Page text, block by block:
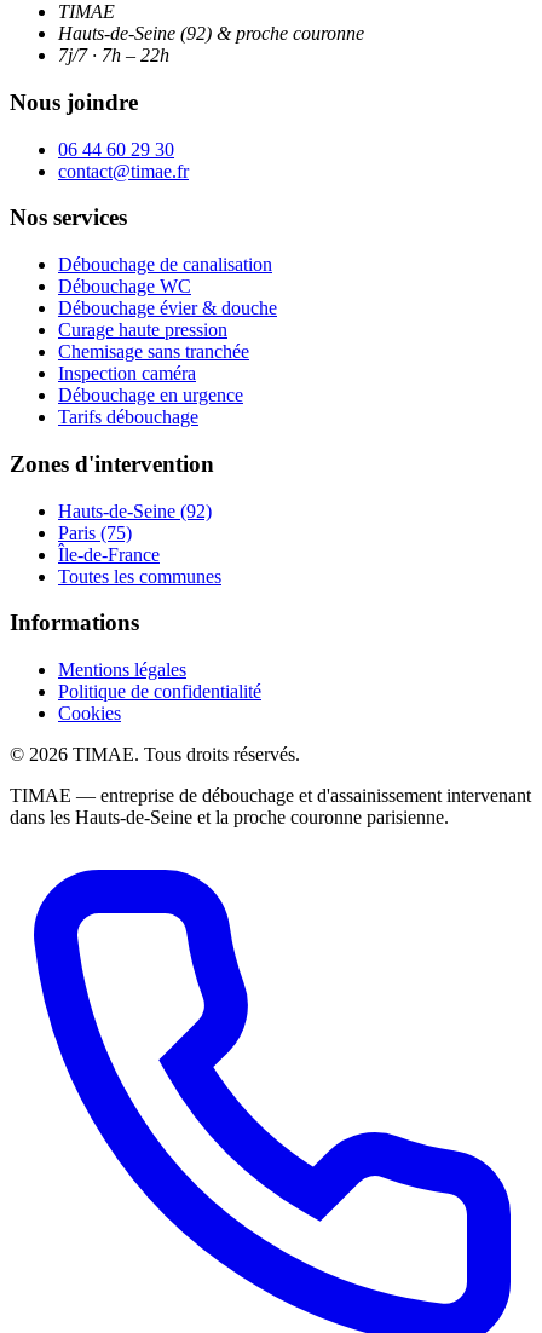
TIMAE
Hauts-de-Seine (92) & proche couronne
7j/7 · 7h – 22h
Nous joindre
06 44 60 29 30
contact@timae.fr
Nos services
Débouchage de canalisation
Débouchage WC
Débouchage évier & douche
Curage haute pression
Chemisage sans tranchée
Inspection caméra
Débouchage en urgence
Tarifs débouchage
Zones d'intervention
Hauts-de-Seine (92)
Paris (75)
Île-de-France
Toutes les communes
Informations
Mentions légales
Politique de confidentialité
Cookies
© 2026 TIMAE. Tous droits réservés.
TIMAE — entreprise de débouchage et d'assainissement intervenant
dans les Hauts-de-Seine et la proche couronne parisienne.